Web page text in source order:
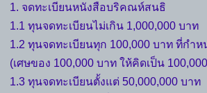
1. จดทะเบียนหนังสือบริคณห์สนธิ
1.1 ทุนจดทะเบียนไม่เกิน 1,000,000 บาท
1.2 ทุนจดทะเบียนทุก 100,000 บาท ที่กำห
(เศษของ 100,000 บาท ให้คิดเป็น
1.3 ทุนจดทะเบียนตั้งแต่ 50,000,000 บาท